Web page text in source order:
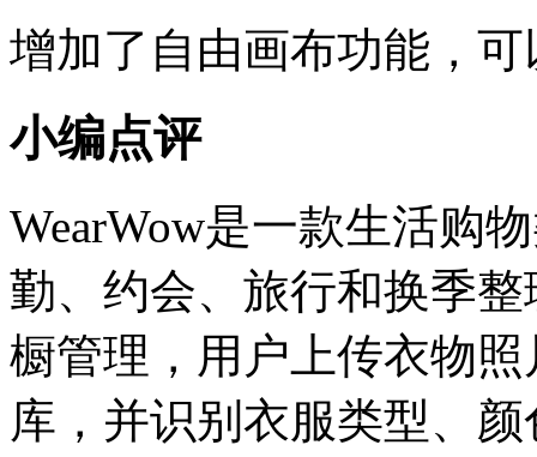
增加了自由画布功能，
小编点评
WearWow是一款生活购
勤、约会、旅行和换季
橱管理，用户上传衣物
库，并识别衣服类型、